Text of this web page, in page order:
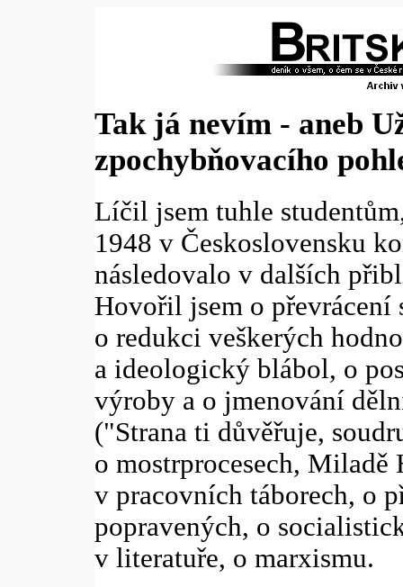
Tak já nevím - aneb
zpochybňovacího
Líčil jsem tuhle
1948 v Československu
následovalo v dalších
Hovořil jsem o převrácení
o redukci veškerých
a ideologický blábol, o
výroby a o jmenování
("Strana ti důvěřuje,
o mostrprocesech, Miladě
v pracovních táborech, o
popravených, o
v literatuře, o marxismu.